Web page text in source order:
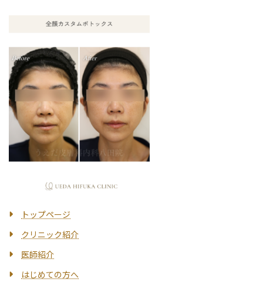
トップページ
クリニック紹介
医師紹介
はじめての方へ